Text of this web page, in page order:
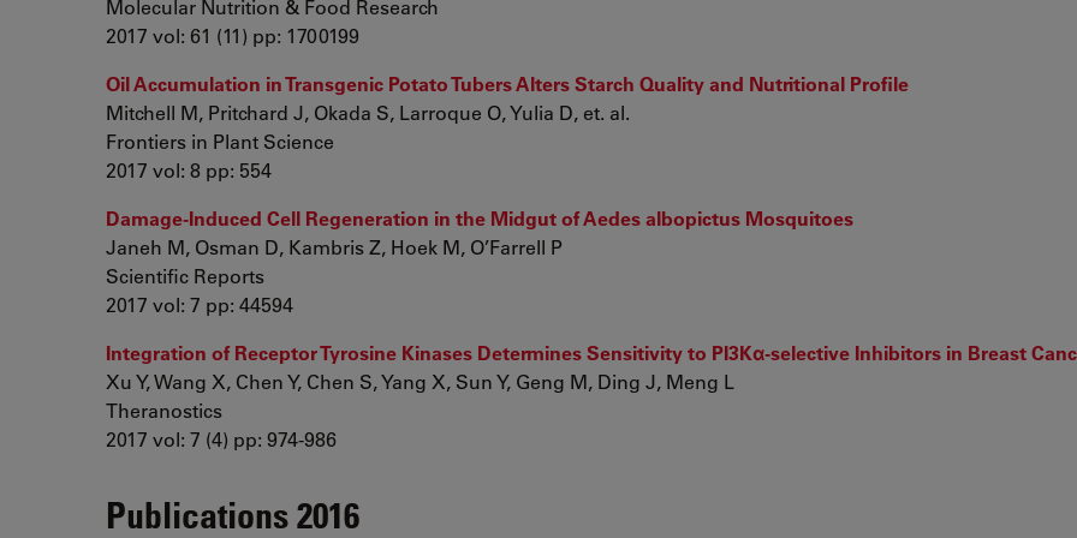
Molecular Nutrition & Food Research
2017 vol: 61 (11) pp: 1700199
Oil Accumulation in Transgenic Potato Tubers Alters Starch Quality and Nutritional Profile
Mitchell M, Pritchard J, Okada S, Larroque O, Yulia D, et. al.
Frontiers in Plant Science
2017 vol: 8 pp: 554
Damage-Induced Cell Regeneration in the Midgut of Aedes albopictus Mosquitoes
Janeh M, Osman D, Kambris Z, Hoek M, O’Farrell P
Scientific Reports
2017 vol: 7 pp: 44594
Integration of Receptor Tyrosine Kinases Determines Sensitivity to PI3Kα-selective Inhibitors in Breast
Xu Y, Wang X, Chen Y, Chen S, Yang X, Sun Y, Geng M, Ding J, Meng L
Theranostics
2017 vol: 7 (4) pp: 974-986
Publications 2016